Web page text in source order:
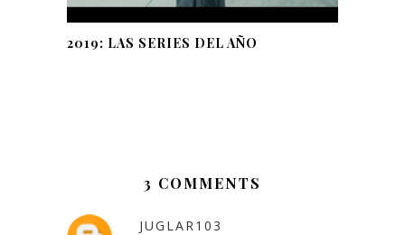
2019: LAS SERIES DEL AÑO
3 COMMENTS
JUGLAR103